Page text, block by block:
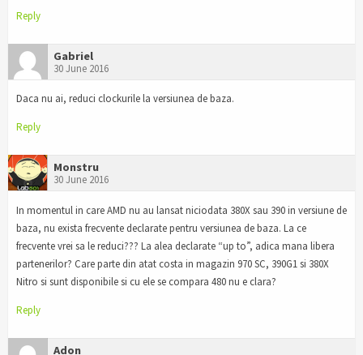
Reply
Gabriel
30 June 2016
Daca nu ai, reduci clockurile la versiunea de baza.
Reply
Monstru
30 June 2016
In momentul in care AMD nu au lansat niciodata 380X sau 390 in versiune de
baza, nu exista frecvente declarate pentru versiunea de baza. La ce
frecvente vrei sa le reduci??? La alea declarate “up to”, adica mana libera
partenerilor? Care parte din atat costa in magazin 970 SC, 390G1 si 380X
Nitro si sunt disponibile si cu ele se compara 480 nu e clara?
Reply
Adon